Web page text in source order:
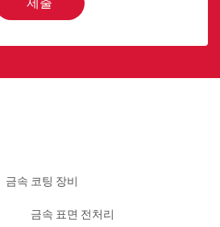
금속 코팅 장비
금속 표면 전처리